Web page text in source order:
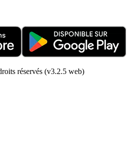
réservés (v3.2.5 web)